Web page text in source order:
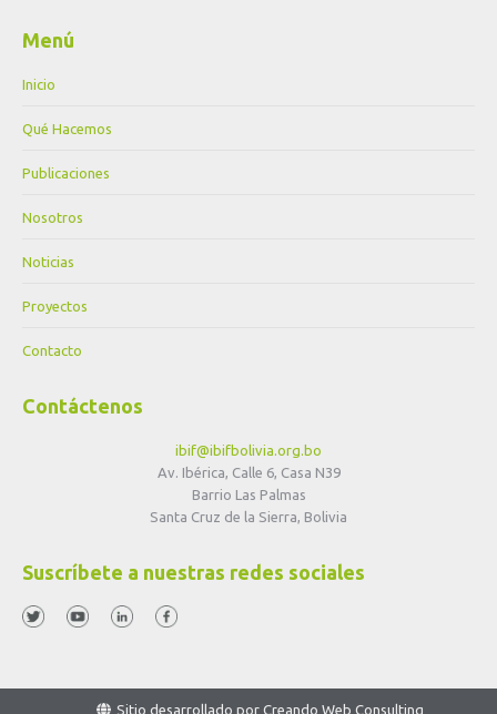
Menú
Inicio
Qué Hacemos
Publicaciones
Nosotros
Noticias
Proyectos
Contacto
Contáctenos
ibif@ibifbolivia.org.bo
Av. Ibérica, Calle 6, Casa N39
Barrio Las Palmas
Santa Cruz de la Sierra, Bolivia
Suscríbete a nuestras redes sociales
Sitio desarrollado por Creando Web Consulting